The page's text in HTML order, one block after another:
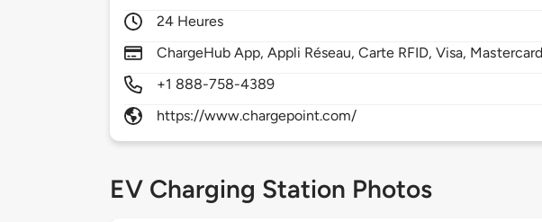
24 Heures
ChargeHub App, Appli Réseau, Carte RFID, Visa, Mastercard
+1 888-758-4389
https://www.chargepoint.com/
EV Charging Station Photos